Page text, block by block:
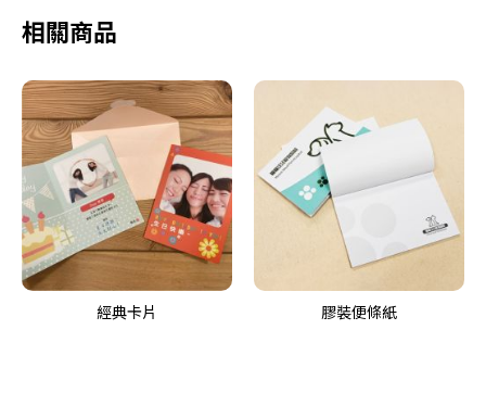
相關商品
經典卡片 膠裝便條紙